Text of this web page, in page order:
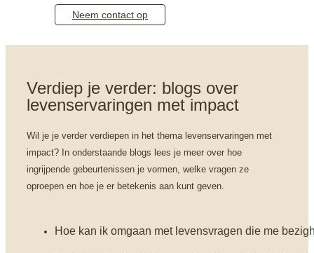
Neem contact op
Verdiep je verder: blogs over
levenservaringen met impact
Wil je je verder verdiepen in het thema levenservaringen met
impact? In onderstaande blogs lees je meer over hoe
ingrijpende gebeurtenissen je vormen, welke vragen ze
oproepen en hoe je er betekenis aan kunt geven.
Hoe kan ik omgaan met levensvragen die me